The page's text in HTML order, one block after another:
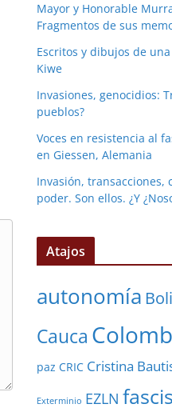
Mayor y Honorable
Fragmentos de sus
Escritos y dibujos de
Kiwe
Invasiones, genocidios:
pueblos?
Voces en resistencia al
en Giessen, Alemania
Invasión, transacciones,
poder. Son ellos. ¿Y
Atajos
autonomía
Cauca
paz CRIC Cristina
Exterminio EZLN